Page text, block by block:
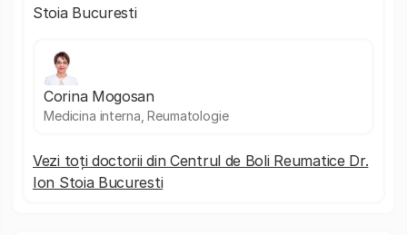
Stoia Bucuresti
Corina Mogosan
Medicina interna, Reumatologie
Vezi toți doctorii din Centrul de Boli Reumatice Dr.
Ion Stoia Bucuresti